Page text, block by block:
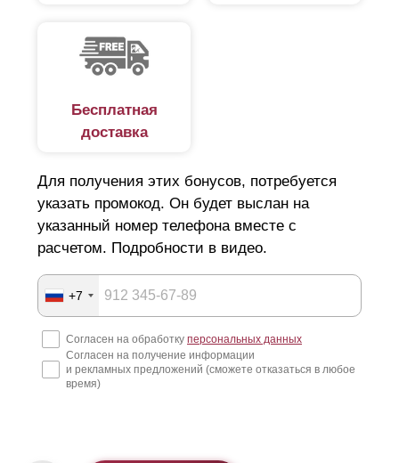
Бесплатная
доставка
Для получения этих бонусов, потребуется
указать промокод. Он будет выслан на
указанный номер телефона вместе с
расчетом. Подробности в видео.
+7
Согласен на обработку персональных данных
Согласен на получение информации
и рекламных предложений (сможете отказаться в любое
время)